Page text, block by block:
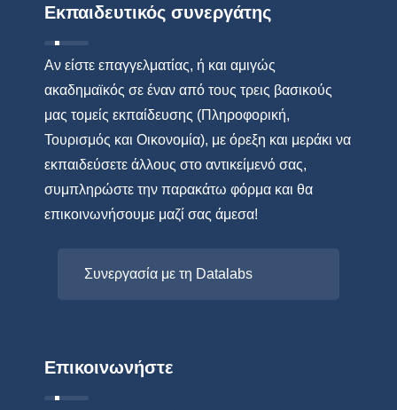
Εκπαιδευτικός συνεργάτης
Αν είστε επαγγελματίας, ή και αμιγώς
ακαδημαϊκός σε έναν από τους τρεις βασικούς
μας τομείς εκπαίδευσης (Πληροφορική,
Τουρισμός και Οικονομία), με όρεξη και μεράκι να
εκπαιδεύσετε άλλους στο αντικείμενό σας,
συμπληρώστε την παρακάτω φόρμα και θα
επικοινωνήσουμε μαζί σας άμεσα!
Συνεργασία με τη Datalabs
Επικοινωνήστε